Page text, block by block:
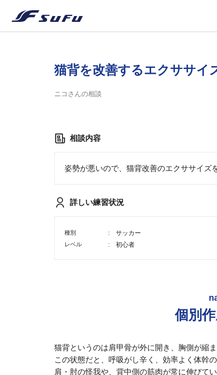
猫背を改善するエクササイ
ニコさんの相談
相談内容
姿勢が悪いので、猫背改善のエクササイズ
詳しい練習状況
種別 サッカー
レベル 初心者
個別
猫背というのは肩甲骨が外に開き、胸側が縮
この状態だと、呼吸がし辛く、効率よく体幹
肩・肘の怪我や、背中側の筋肉が常に伸びて